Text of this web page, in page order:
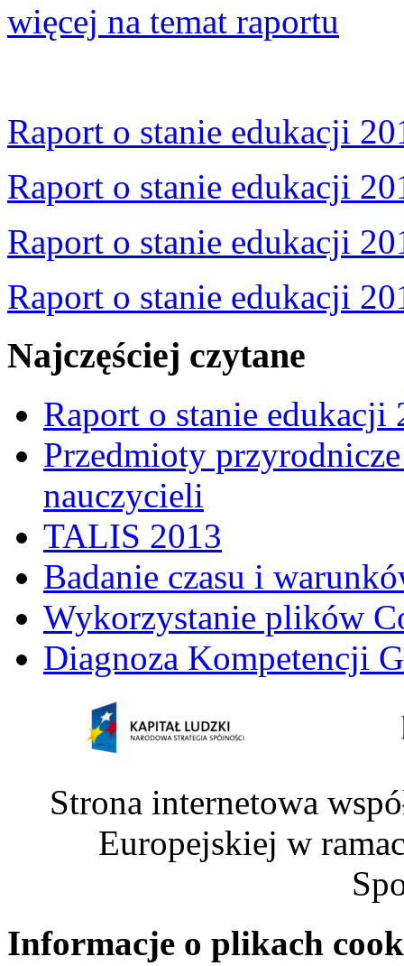
więcej na temat raportu
Raport o stanie edukacji
Raport o stanie edukacji
Raport o stanie edukacji
Raport o stanie edukacji
Najczęściej czytane
Raport o stanie edukacji
Przedmioty
nauczycieli
TALIS 2013
Badanie czasu i
Wykorzystanie plików
Diagnoza Kompetencji
Strona internetowa
Europejskiej w
Informacje o plikach